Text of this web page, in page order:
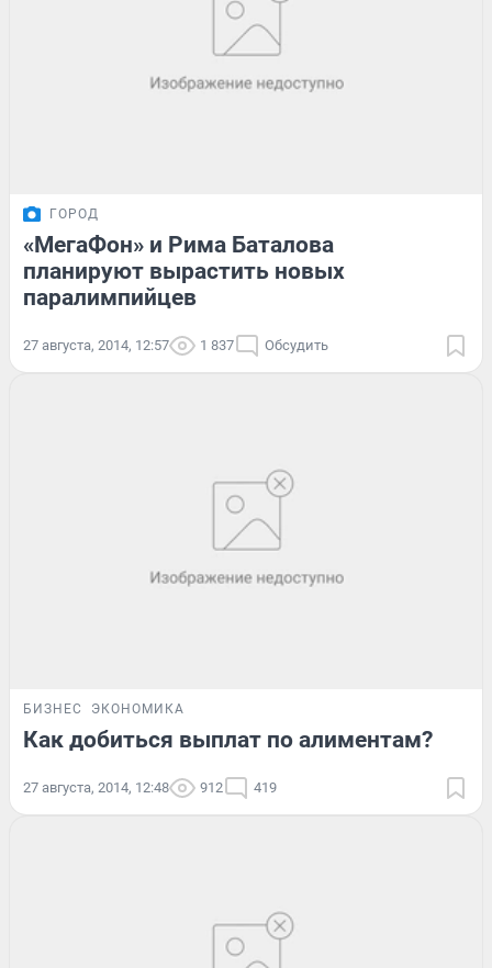
ГОРОД
«МегаФон» и Рима Баталова
планируют вырастить новых
паралимпийцев
27 августа, 2014, 12:57 1 837 Обсудить
БИЗНЕС ЭКОНОМИКА
Как добиться выплат по алиментам?
27 августа, 2014, 12:48 912 419